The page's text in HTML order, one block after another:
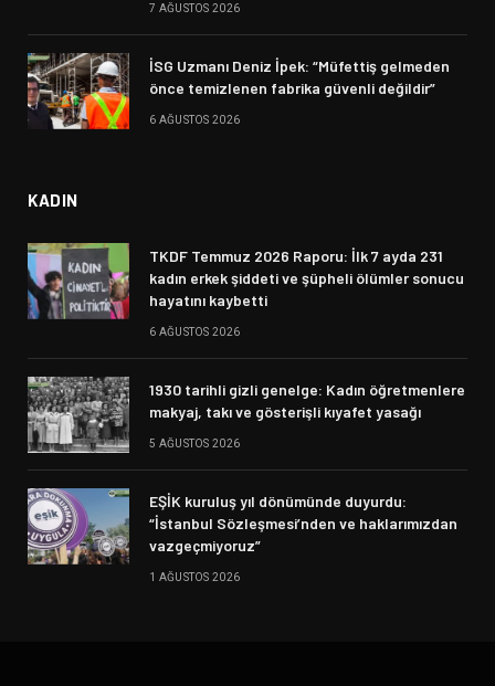
7 AĞUSTOS 2026
İSG Uzmanı Deniz İpek: “Müfettiş gelmeden
önce temizlenen fabrika güvenli değildir”
6 AĞUSTOS 2026
KADIN
TKDF Temmuz 2026 Raporu: İlk 7 ayda 231
kadın erkek şiddeti ve şüpheli ölümler sonucu
hayatını kaybetti
6 AĞUSTOS 2026
1930 tarihli gizli genelge: Kadın öğretmenlere
makyaj, takı ve gösterişli kıyafet yasağı
5 AĞUSTOS 2026
EŞİK kuruluş yıl dönümünde duyurdu:
“İstanbul Sözleşmesi’nden ve haklarımızdan
vazgeçmiyoruz”
1 AĞUSTOS 2026